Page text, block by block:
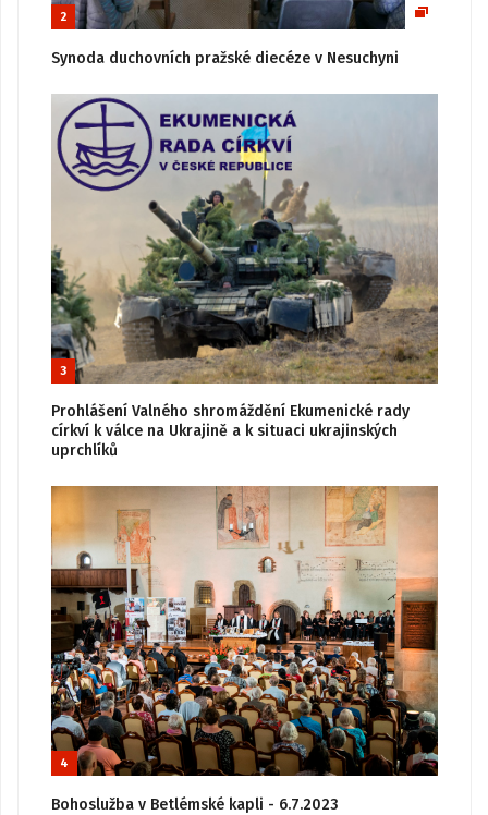
2
Synoda duchovních pražské diecéze v Nesuchyni
3
Prohlášení Valného shromáždění Ekumenické rady
církví k válce na Ukrajině a k situaci ukrajinských
uprchlíků
4
Bohoslužba v Betlémské kapli - 6.7.2023